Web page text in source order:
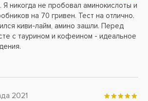
никогда не пробовал аминокислоты и
на 70 гривен. Тест на отлично.
киви-лайм, амино зашли. Перед
с таурином и кофеином - идеальное
2021